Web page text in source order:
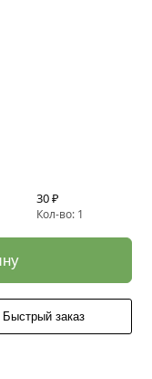
30 ₽
Кол-во: 1
Быстрый заказ